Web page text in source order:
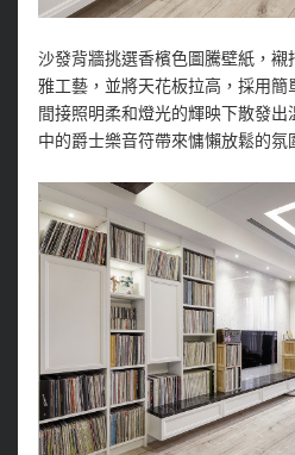
沙發背牆挑選香檳色圖騰壁紙，
雅工藝，並將天花板拉高，採用
間接照明柔和燈光的輝映下散發
中的爵士樂音符帶來慵懶放鬆的氛